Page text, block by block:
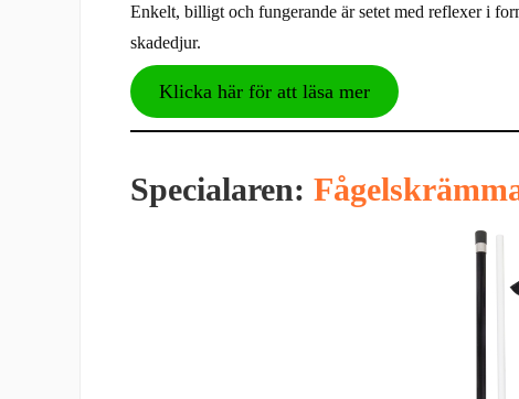
Enkelt, billigt och fungerande är setet med reflexer i
skadedjur.
Klicka här för att läsa mer
Specialaren: